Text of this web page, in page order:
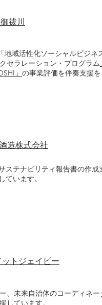
祓川
地域活性化ソーシャルビジネ
セラレーション・プログラム
」 の事業評価を伴奏支援を
造株式会社
ステナビリティ報告書の作成
ています。
トジェイピー
、未来自治体のコーディネー
しています。